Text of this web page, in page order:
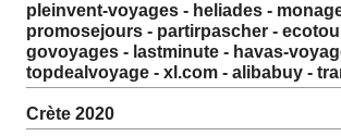
pleinvent-voyages - heliades -
promosejours - partirpascher -
govoyages - lastminute - havas-
topdealvoyage - xl.com - alibabuy -
Crète 2020